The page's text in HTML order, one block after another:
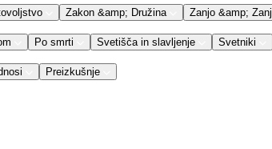
Zakon &amp; Družina Zanjo &amp; Zanj
Po smrti Svetišča in slavljenje Svetniki
Preizkušnje